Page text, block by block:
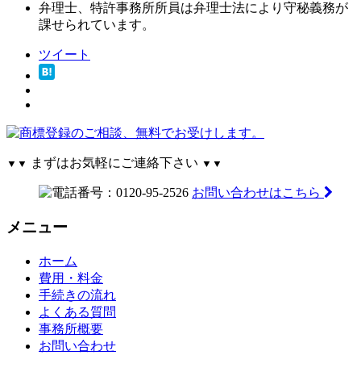
弁理士、特許事務所所員は弁理士法により守秘義務が
課せられています。
ツイート
▼▼ まずはお気軽にご連絡下さい ▼▼
お問い合わせはこちら
メニュー
ホーム
費用・料金
手続きの流れ
よくある質問
事務所概要
お問い合わせ